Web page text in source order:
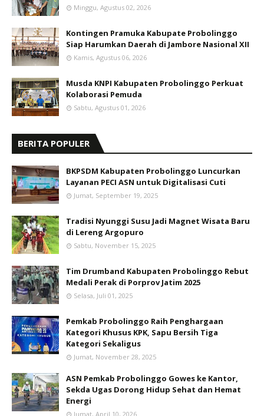
Minggu, Agustus 02, 2026
Kontingen Pramuka Kabupate Probolinggo
Siap Harumkan Daerah di Jambore Nasional XII
Kamis, Agustus 06, 2026
Musda KNPI Kabupaten Probolinggo Perkuat
Kolaborasi Pemuda
Sabtu, Agustus 01, 2026
BERITA POPULER
BKPSDM Kabupaten Probolinggo Luncurkan
Layanan PECI ASN untuk Digitalisasi Cuti
Jumat, September 19, 2025
Tradisi Nyunggi Susu Jadi Magnet Wisata Baru
di Lereng Argopuro
Sabtu, November 15, 2025
Tim Drumband Kabupaten Probolinggo Rebut
Medali Perak di Porprov Jatim 2025
Selasa, Juli 01, 2025
Pemkab Probolinggo Raih Penghargaan
Kategori Khusus KPK, Sapu Bersih Tiga
Kategori Sekaligus
Jumat, November 28, 2025
ASN Pemkab Probolinggo Gowes ke Kantor,
Sekda Ugas Dorong Hidup Sehat dan Hemat
Energi
Jumat, April 10, 2026